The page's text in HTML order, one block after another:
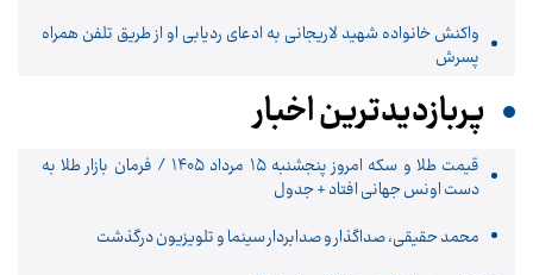
واکنش خانواده شهید لاریجانی به ادعای ردیابی او از طریق تلفن همراه
پسرش
پربازدیدترین اخبار
قیمت طلا و سکه امروز پنجشنبه ۱۵ مرداد ۱۴۰۵ / فرمان بازار طلا به
دست اونس جهانی افتاد + جدول
محمد حقیقی، صداگذار و صدابردار سینما و تلویزیون درگذشت